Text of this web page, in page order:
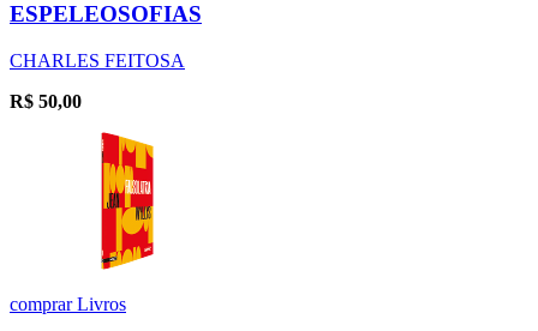
ESPELEOSOFIAS
CHARLES FEITOSA
R$ 50,00
comprarLivros